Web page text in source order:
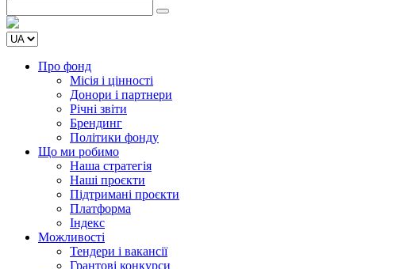
Про фонд
Місія і цінності
Донори і партнери
Річні звіти
Брендинг
Політики фонду
Що ми робимо
Наша стратегія
Наші проєкти
Підтримані проєкти
Платформа
Індекс
Можливості
Тендери і вакансії
Грантові конкурси